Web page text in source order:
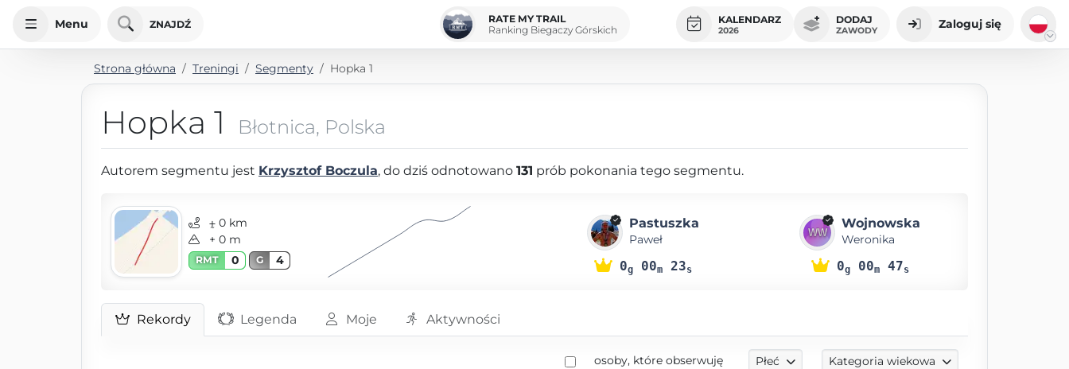
Menu ZNAJDŹ
RATE MY TRAIL
Ranking Biegaczy Górskich
KALENDARZ
2026
DODAJ
ZAWODY Zaloguj się
Strona główna Treningi Segmenty Hopka 1
Hopka 1 Błotnica, Polska
Autorem segmentu jest Krzysztof Boczula, do dziś odnotowano 131 prób pokonania tego segmentu.
⨦ 0 km
+ 0 m
RMT 0 G 4
Pastuszka
Paweł
0g 00m 23s
Wojnowska
Weronika
0g00m47s
Rekordy Legenda Moje Aktywności
osoby, które obserwuję Płeć Kategoria wiekowa